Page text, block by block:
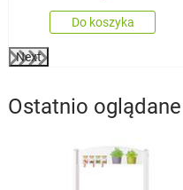
Do koszyka
Next
Ostatnio oglądane